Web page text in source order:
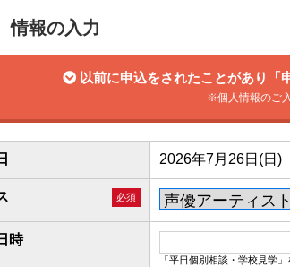
情報の入力
以前に申込をされたことがあり「
※個人情報のご
2026年7月26日(日
必須
時
「平日個別相談・学校見学